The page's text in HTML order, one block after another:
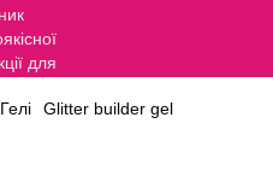
Гелі Glitter builder gel